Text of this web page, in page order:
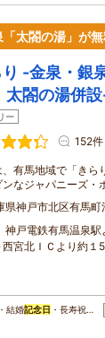
太閤の湯」が
-金泉・銀
太閤の湯併
ー
152件
有馬地域で「きら
ンなジャパニー
県神戸市北区有馬
神戸電鉄有馬温泉
宮北ＩＣより約１
・結婚記念日 ・長寿祝…